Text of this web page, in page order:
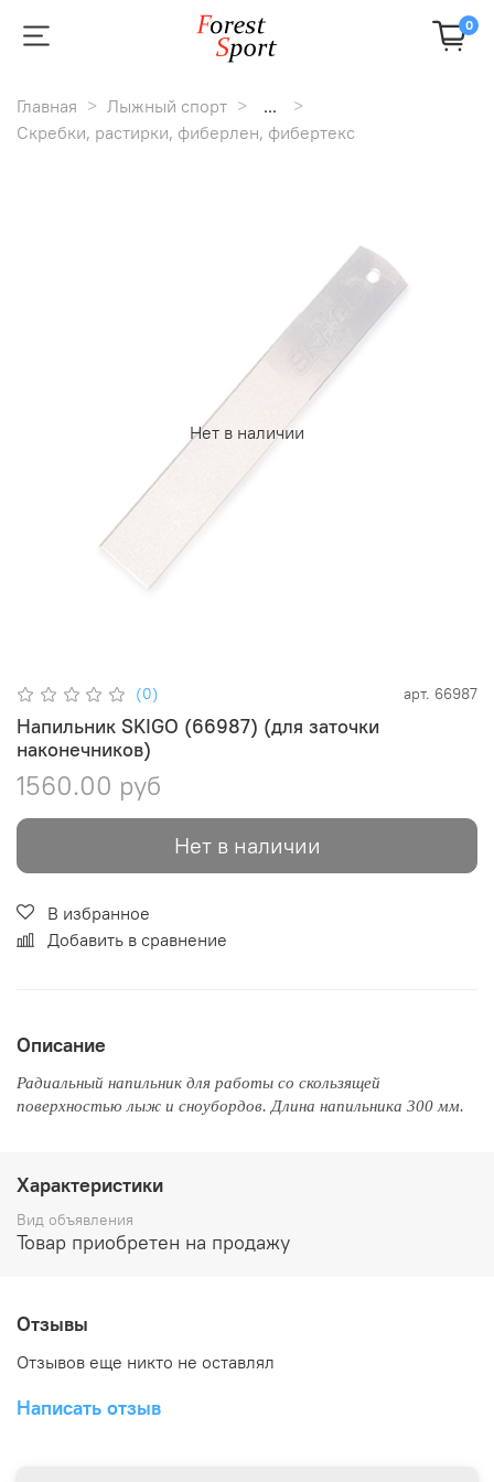
0
Главная Лыжный спорт
...
Скребки, растирки, фиберлен, фибертекс
Нет в наличии
(0) арт. 66987
Напильник SKIGO (66987) (для заточки
наконечников)
1560.00 руб
Нет в наличии
В избранное
Добавить в сравнение
Описание
Радиальный напильник для работы со скользящей
поверхностью лыж и сноубордов. Длина напильника 300 мм.
Характеристики
Вид объявления
Товар приобретен на продажу
Отзывы
Отзывов еще никто не оставлял
Написать отзыв